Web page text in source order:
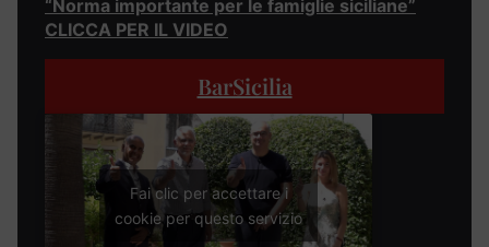
“Norma importante per le famiglie siciliane”
CLICCA PER IL VIDEO
BarSicilia
Fai clic per accettare i
cookie per questo servizio